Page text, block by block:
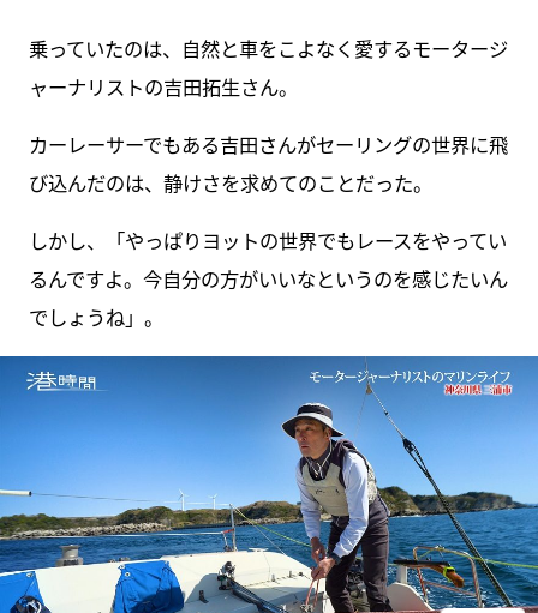
乗っていたのは、自然と車をこよなく愛するモータージ
ャーナリストの吉田拓生さん。
カーレーサーでもある吉田さんがセーリングの世界に飛
び込んだのは、静けさを求めてのことだった。
しかし、「やっぱりヨットの世界でもレースをやってい
るんですよ。今自分の方がいいなというのを感じたいん
でしょうね」。